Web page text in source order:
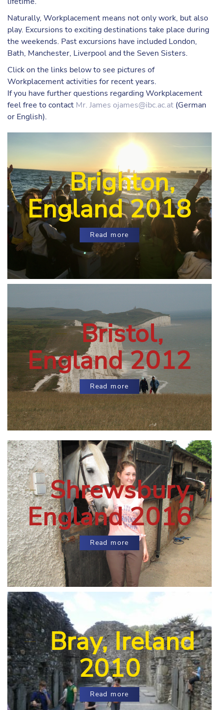
Naturally, Workplacement means not only work, but also
play. Excursions to exciting destinations take place during
the weekends. Past excursions have included London,
Bath, Manchester, Liverpool and the Seven Sisters.
Click on the links below to see pictures of
Workplacement activities for recent years.
If you have further questions regarding Workplacement
feel free to contact Mr. James ojames@ibc.ac.at (German
or English).
Brighton,
England 2018
Read more
Bristol,
England 2012
Read more
Shrewsbury,
England 2016
Read more
Bray, Ireland
2010
Read more